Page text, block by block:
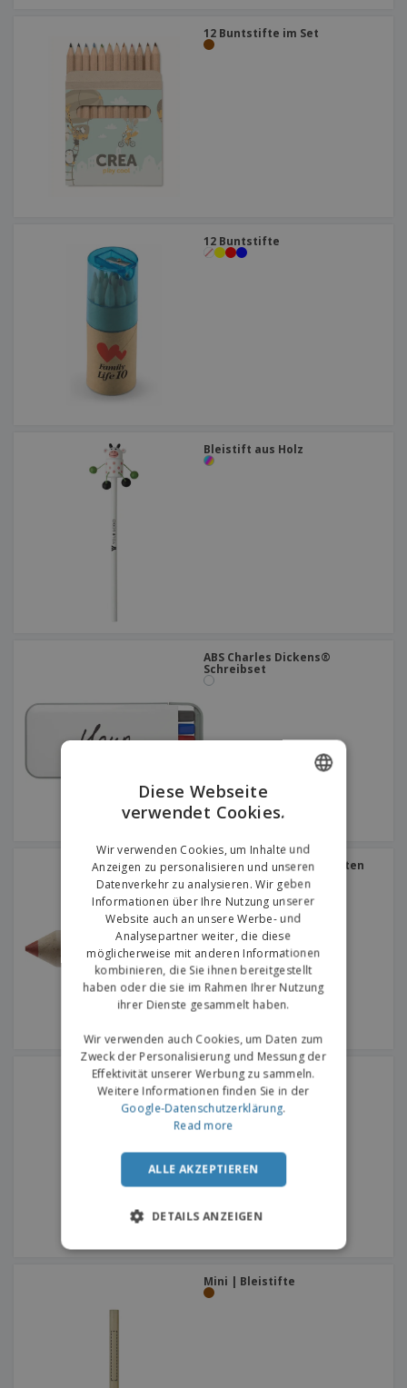
12 Buntstifte im Set
12 Buntstifte
Bleistift aus Holz
ABS Charles Dickens®
Schreibset
Kartonröhre mit Bleistiften
Mit farbiger Oberseite |
Bleistifte
Mini | Bleistifte
ENGLISH
Diese Webseite
verwendet Cookies.
Wir verwenden Cookies, um Inhalte und
Anzeigen zu personalisieren und unseren
Datenverkehr zu analysieren. Wir geben
Informationen über Ihre Nutzung unserer
Website auch an unsere Werbe- und
Analysepartner weiter, die diese
möglicherweise mit anderen Informationen
kombinieren, die Sie ihnen bereitgestellt
haben oder die sie im Rahmen Ihrer Nutzung
ihrer Dienste gesammelt haben.
Wir verwenden auch Cookies, um Daten zum
Zweck der Personalisierung und Messung der
Effektivität unserer Werbung zu sammeln.
Weitere Informationen finden Sie in der
Google-Datenschutzerklärung.
Read more
ALLE AKZEPTIEREN
DETAILS ANZEIGEN